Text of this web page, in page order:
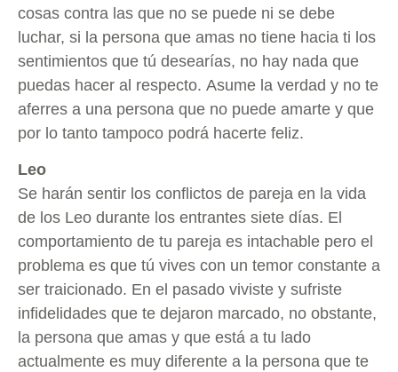
cosas contra las que no se puede ni se debe
luchar, si la persona que amas no tiene hacia ti los
sentimientos que tú desearías, no hay nada que
puedas hacer al respecto. Asume la verdad y no te
aferres a una persona que no puede amarte y que
por lo tanto tampoco podrá hacerte feliz.
Leo
Se harán sentir los conflictos de pareja en la vida
de los Leo durante los entrantes siete días. El
comportamiento de tu pareja es intachable pero el
problema es que tú vives con un temor constante a
ser traicionado. En el pasado viviste y sufriste
infidelidades que te dejaron marcado, no obstante,
la persona que amas y que está a tu lado
actualmente es muy diferente a la persona que te